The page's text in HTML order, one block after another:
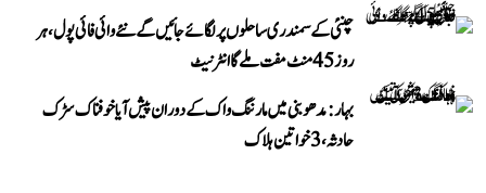
چنئی کے سمندری ساحلوں پر لگائے جائیں گے نئے وائی فائی پول، ہر
روز 45 منٹ مفت ملے گا انٹرنیٹ
بہار: مدھوبنی میں مارننگ واک کے دوران پیش آیا خوفناک سڑک
حادثہ، 3 خواتین ہلاک